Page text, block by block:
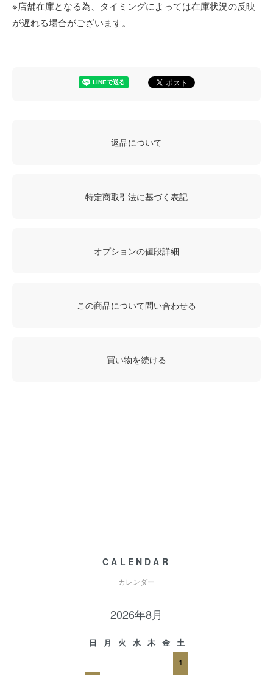
※店舗在庫となる為、タイミングによっては在庫状況の反映
が遅れる場合がございます。
返品について
特定商取引法に基づく表記
オプションの値段詳細
この商品について問い合わせる
買い物を続ける
CALENDAR
カレンダー
2026年8月
日 月 火 水 木 金
土
1